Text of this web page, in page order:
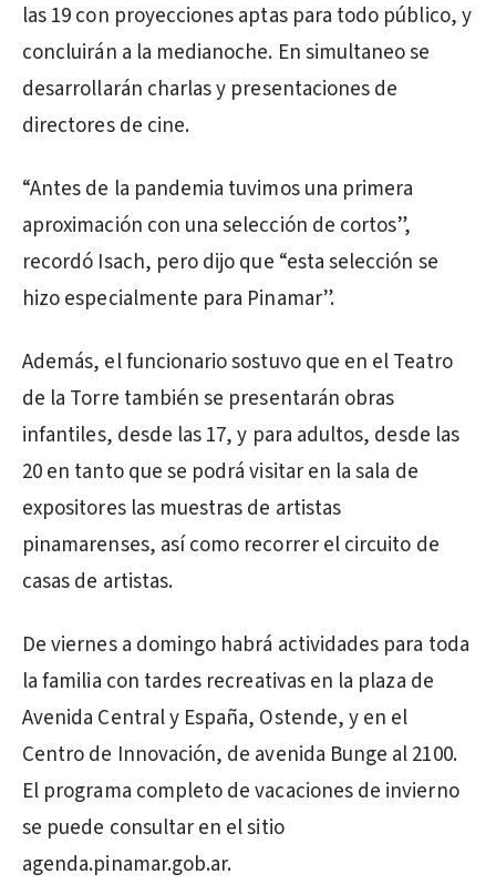
las 19 con proyecciones aptas para todo público, y
concluirán a la medianoche. En simultaneo se
desarrollarán charlas y presentaciones de
directores de cine.
“Antes de la pandemia tuvimos una primera
aproximación con una selección de cortos”,
recordó Isach, pero dijo que “esta selección se
hizo especialmente para Pinamar”.
Además, el funcionario sostuvo que en el Teatro
de la Torre también se presentarán obras
infantiles, desde las 17, y para adultos, desde las
20 en tanto que se podrá visitar en la sala de
expositores las muestras de artistas
pinamarenses, así como recorrer el circuito de
casas de artistas.
De viernes a domingo habrá actividades para toda
la familia con tardes recreativas en la plaza de
Avenida Central y España, Ostende, y en el
Centro de Innovación, de avenida Bunge al 2100.
El programa completo de vacaciones de invierno
se puede consultar en el sitio
agenda.pinamar.gob.ar.